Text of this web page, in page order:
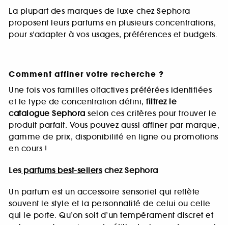
La plupart des marques de luxe chez Sephora
proposent leurs parfums en plusieurs concentrations,
pour s’adapter à vos usages, préférences et budgets.
Comment affiner votre recherche ?
Une fois vos familles olfactives préférées identifiées
et le type de concentration défini, filtrez le
catalogue Sephora selon ces critères pour trouver le
produit parfait. Vous pouvez aussi affiner par marque,
gamme de prix, disponibilité en ligne ou promotions
en cours !
Lesparfums best-sellerschez Sephora
Un parfum est un accessoire sensoriel qui reflète
souvent le style et la personnalité de celui ou celle
qui le porte. Qu’on soit d’un tempérament discret et